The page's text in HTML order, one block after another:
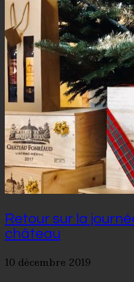
Retour sur la
château
10 décembre 2019